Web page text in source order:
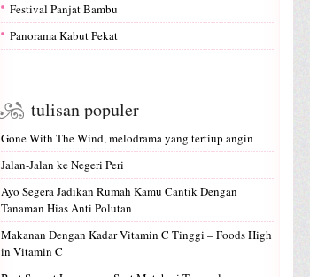
Festival Panjat Bambu
Panorama Kabut Pekat
tulisan populer
Gone With The Wind, melodrama yang tertiup angin
Jalan-Jalan ke Negeri Peri
Ayo Segera Jadikan Rumah Kamu Cantik Dengan
Tanaman Hias Anti Polutan
Makanan Dengan Kadar Vitamin C Tinggi – Foods High
in Vitamin C